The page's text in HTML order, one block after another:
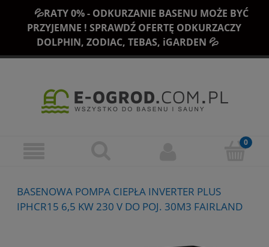
💦RATY 0% - ODKURZANIE BASENU MOŻE BYĆ
PRZYJEMNE ! SPRAWDŹ OFERTĘ ODKURZACZY
DOLPHIN, ZODIAC, TEBAS, iGARDEN 💦
BASENOWA POMPA CIEPŁA INVERTER PLUS
IPHCR15 6,5 KW 230 V DO POJ. 30M3 FAIRLAND